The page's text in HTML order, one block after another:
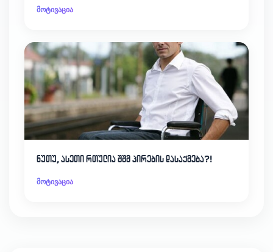
მოტივაცია
ნუთუ, ასეთი რთულია შშმ პირების დასაქმება?!
მოტივაცია